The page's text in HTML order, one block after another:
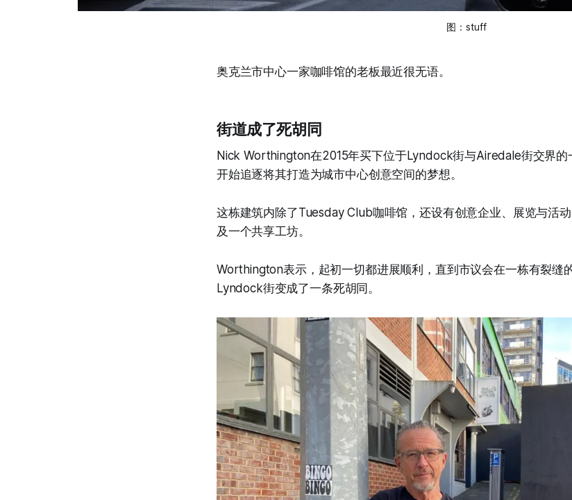
图： stuff
奥克兰市中心一家咖啡馆的老板最近很无语。
街道成了死胡同
Nick Worthington在2015年买下位于Lyndock街与Airedale街交界的
开始追逐将其打造为城市中心创意空间的梦想。
这栋建筑内除了Tuesday Club咖啡馆，还设有创意企业、展览与活
及一个共享工坊。
Worthington表示，起初一切都进展顺利，直到市议会在一栋有裂缝
Lyndock街变成了一条死胡同。